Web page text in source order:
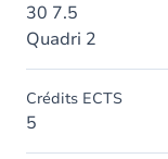
30 7.5
Quadri 2
Crédits ECTS
5